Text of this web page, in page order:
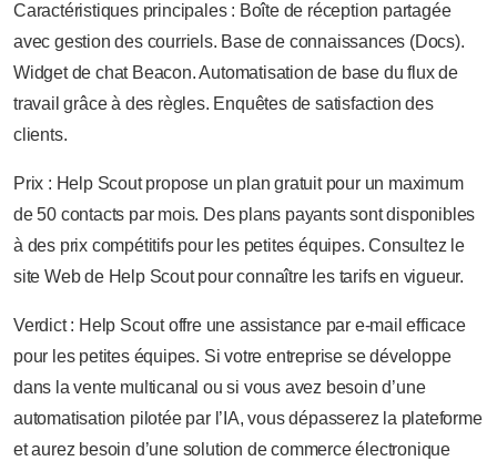
Caractéristiques principales : Boîte de réception partagée
avec gestion des courriels. Base de connaissances (Docs).
Widget de chat Beacon. Automatisation de base du flux de
travail grâce à des règles. Enquêtes de satisfaction des
clients.
Prix : Help Scout propose un plan gratuit pour un maximum
de 50 contacts par mois. Des plans payants sont disponibles
à des prix compétitifs pour les petites équipes. Consultez le
site Web de Help Scout pour connaître les tarifs en vigueur.
Verdict : Help Scout offre une assistance par e-mail efficace
pour les petites équipes. Si votre entreprise se développe
dans la vente multicanal ou si vous avez besoin d’une
automatisation pilotée par l’IA, vous dépasserez la plateforme
et aurez besoin d’une solution de commerce électronique